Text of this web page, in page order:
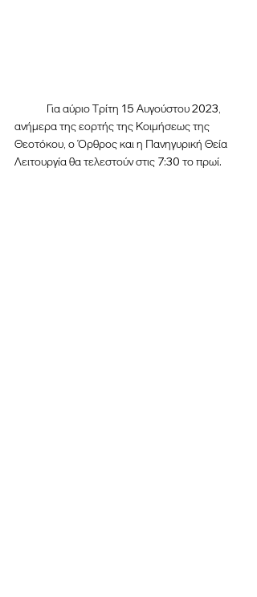
Για αύριο Τρίτη 15 Αυγούστου 2023,
ανήμερα της εορτής της Κοιμήσεως της
Θεοτόκου, ο Όρθρος και η Πανηγυρική Θεία
Λειτουργία θα τελεστούν στις 7:30 το πρωί.